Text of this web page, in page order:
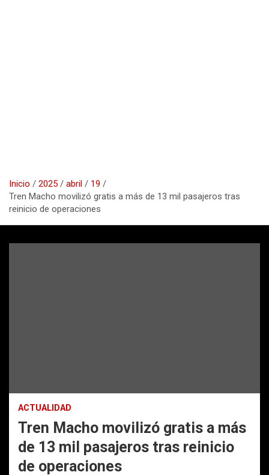
Inicio 2025 abril
19
Tren Macho movilizó gratis a más de 13 mil pasajeros tras
reinicio de operaciones
ACTUALIDAD
Tren Macho movilizó gratis a más
de 13 mil pasajeros tras reinicio
de operaciones